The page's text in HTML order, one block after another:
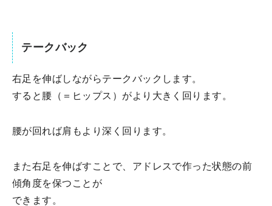
テークバック
右足を伸ばしながらテークバックします。
すると腰（＝ヒップス）がより大きく回ります。
腰が回れば肩もより深く回ります。
また右足を伸ばすことで、アドレスで作った状態の前
傾角度を保つことが
できます。